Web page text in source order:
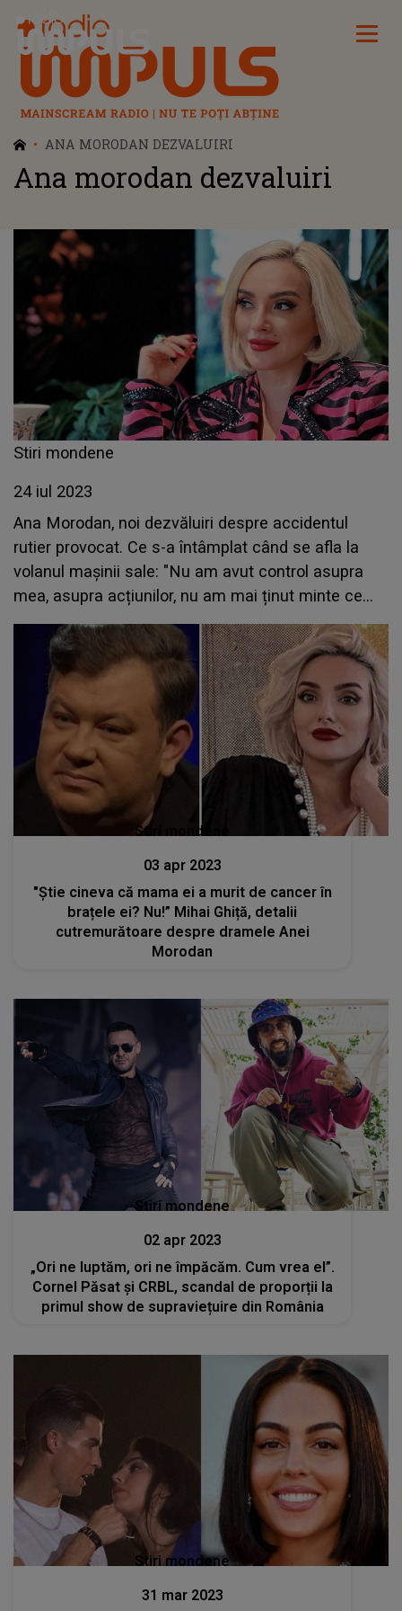
Radio Impuls
ANA MORODAN DEZVALUIRI
Ana morodan dezvaluiri
Stiri mondene
24 iul 2023
Ana Morodan, noi dezvăluiri despre accidentul
rutier provocat. Ce s-a întâmplat când se afla la
volanul mașinii sale: "Nu am avut control asupra
mea, asupra acțiunilor, nu am mai ținut minte ce
am făcut, cum am ajuns în mașină"
Stiri mondene
03 apr 2023
"Știe cineva că mama ei a murit de cancer în
brațele ei? Nu!” Mihai Ghiță, detalii
cutremurătoare despre dramele Anei
Morodan
Stiri mondene
02 apr 2023
„Ori ne luptăm, ori ne împăcăm. Cum vrea el”.
Cornel Păsat și CRBL, scandal de proporții la
primul show de supraviețuire din România
Stiri mondene
31 mar 2023